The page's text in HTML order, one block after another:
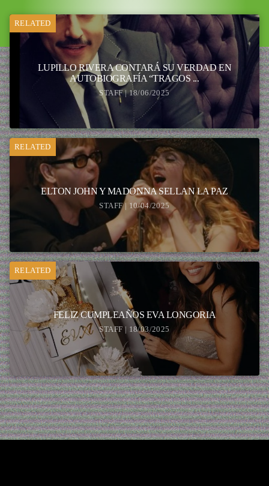
RELATED
LUPILLO RIVERA CONTARÁ SU VERDAD EN
AUTOBIOGRAFÍA “TRAGOS ...
STAFF | 18/06/2025
RELATED
ELTON JOHN Y MADONNA SELLAN LA PAZ
STAFF | 10/04/2025
RELATED
FELIZ CUMPLEAÑOS EVA LONGORIA
STAFF | 18/03/2025